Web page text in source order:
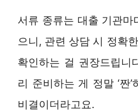
서류 종류는 대출 기관
으니, 관련 상담 시 정확
확인하는 걸 권장드립니
리 준비하는 게 정말 ‘짠
비결이더라고요.